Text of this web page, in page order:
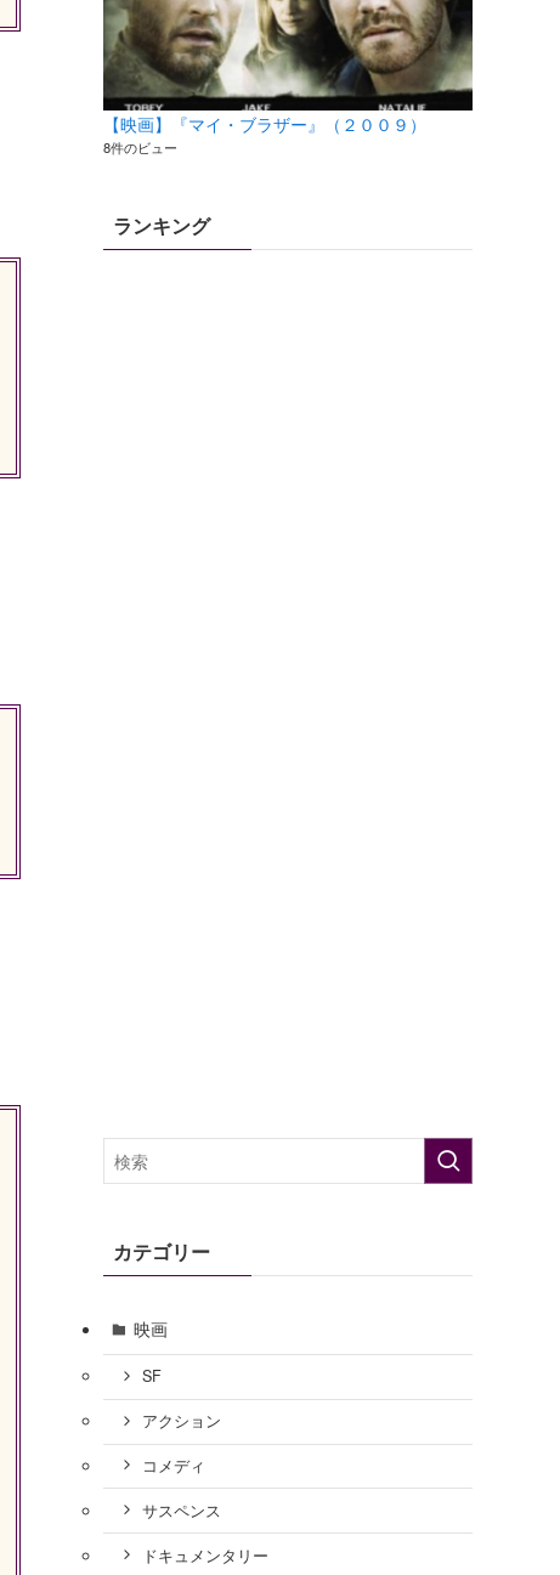
【映画】『マイ・ブラザー』（２００９）
8件のビュー
ランキング
カテゴリー
映画
SF
アクション
コメディ
サスペンス
ドキュメンタリー